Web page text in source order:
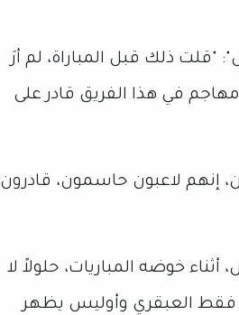
ذلك قبل المباراة، لم أرَ
في هذا الفريق قادر على
إنهم لاعبون حاسمون، قادرون
خوضه المباريات، حلولاً لا
فقط العبقري وأوليس يظهر